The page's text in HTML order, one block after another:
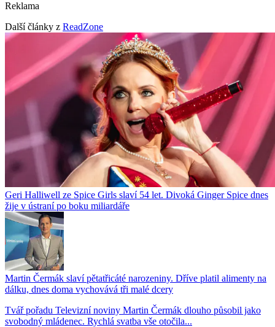
Reklama
Další články z ReadZone
Geri Halliwell ze Spice Girls slaví 54 let. Divoká Ginger Spice dnes
žije v ústraní po boku miliardáře
Martin Čermák slaví pětatřicáté narozeniny. Dříve platil alimenty na
dálku, dnes doma vychovává tři malé dcery
Tvář pořadu Televizní noviny Martin Čermák dlouho působil jako
svobodný mládenec. Rychlá svatba vše otočila...